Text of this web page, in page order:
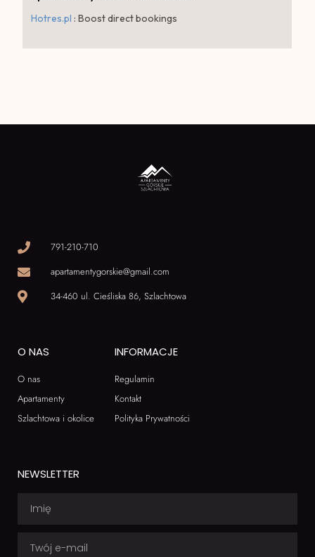
791-210-710
apartamentygorskie@gmail.com
34-460 ul. Cieśliska 86, Szlachtowa
O NAS
O nas
Apartamenty
Szlachtowa i okolice
INFORMACJE
Regulamin
Kontakt
Polityka Prywatności
NEWSLETTER